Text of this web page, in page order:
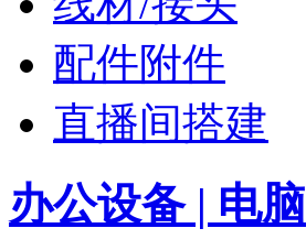
配件附件
直播间搭建
办公设备 | 电脑